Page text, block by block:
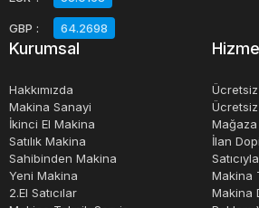
İkinci el sosis makinesi satın almayı
Ancak, sosis makinesinin kullanım
dikkat edilmesi gerekmektedir. İyi
sosis makinesi, düşük maliyetli bir
GBP : 64.2698
Kurumsal
Hakkımızda
Makina Sanayi
İkinci El Makina
Satılık Makina
Sahibinden Makina
Yeni Makina
2.El Satıcılar
İlan
Makina
Makina